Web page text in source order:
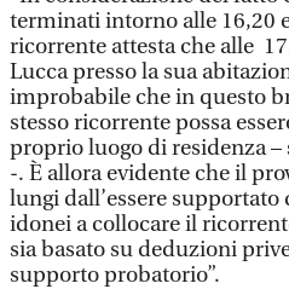
terminati intorno alle 16,20
ricorrente attesta che alle
Lucca presso la sua
improbabile che in questo
stesso ricorrente possa
proprio luogo di residenza –
-. È allora evidente che il
lungi dall’essere
idonei a collocare il
sia basato su deduzioni
supporto probatorio”.